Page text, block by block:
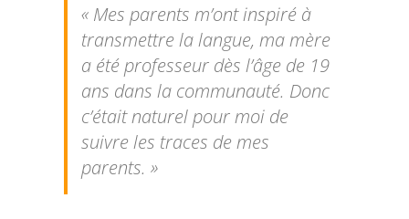
« Mes parents m’ont inspiré à
transmettre la langue, ma mère
a été professeur dès l’âge de 19
ans dans la communauté. Donc
c’était naturel pour moi de
suivre les traces de mes
parents. »